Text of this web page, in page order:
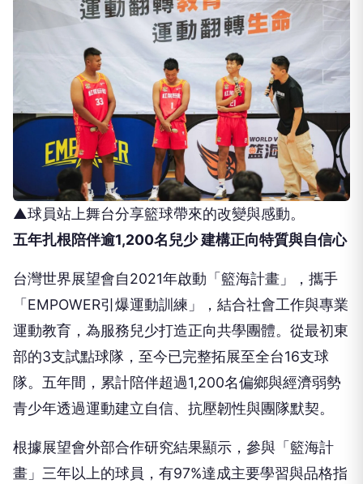
▲球員站上舞台分享籃球帶來的改變與感動。
五年扎根 陪伴逾1,200名兒少 建構正向特質與自信心
台灣世界展望會自2021年啟動「籃海計畫」，攜手
「EMPOWER引爆運動訓練」，結合社會工作與專業
運動教育，為服務兒少打造正向共學團體。從最初東
部的3支試點球隊，至今已完整拓展至全台16支球
隊。五年間，累計陪伴超過1,200名偏鄉與經濟弱勢
青少年透過運動建立自信、抗壓韌性與團隊默契。
根據展望會外部合作研究結果顯示，參與「籃海計
畫」三年以上的球員，有97%達成主要學習與品格指
標；90%提升了挫折忍耐力與人際溝通能力；高達